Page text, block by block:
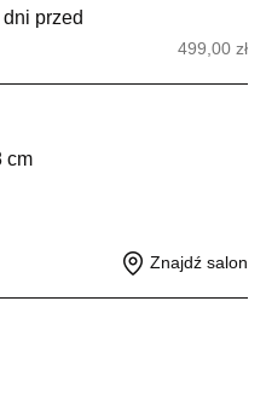
przed
499,00 zł
cm
Znajdź salon